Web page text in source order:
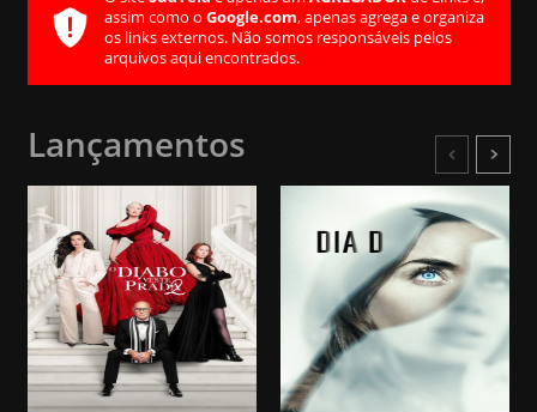
O site SuaTela é apenas um
assim como o Google.com
, apenas
os links externos. Não somos
arquivos aqui encontrados.
Lançamentos